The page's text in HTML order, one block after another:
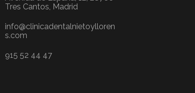
Tres Cantos, Madrid
info@clinicadentalnietoylloren
s.com
915 52 44 47